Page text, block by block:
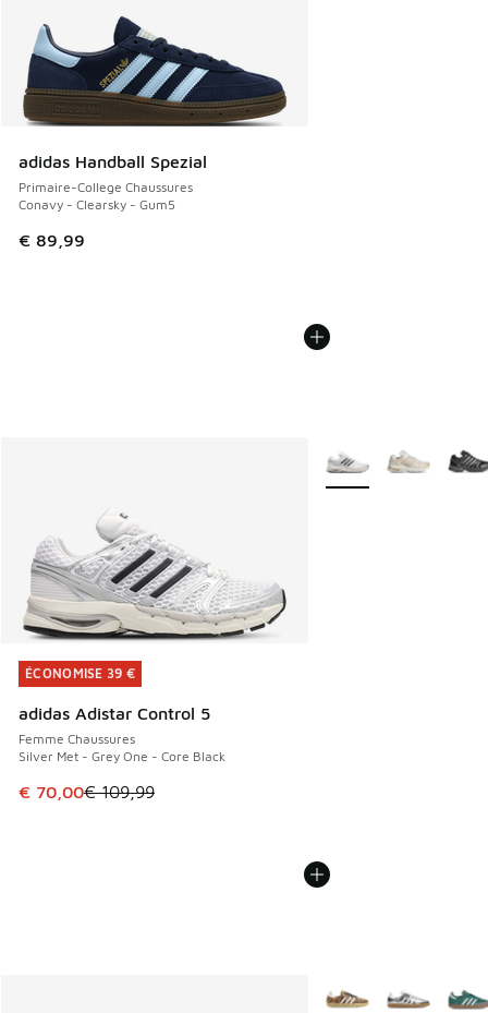
adidas Handball Spezial
Primaire-College Chaussures
Conavy - Clearsky - Gum5
€ 89,99
ÉCONOMISE 39 €
adidas Adistar Control 5
Femme Chaussures
Silver Met - Grey One - Core Black
Cet article est en promotion. Prix en baisse de € 109,99 à
€ 70,00€ 109,99
ÉCONOMISE 39 €
Plus de couleurs
Plus de couleurs